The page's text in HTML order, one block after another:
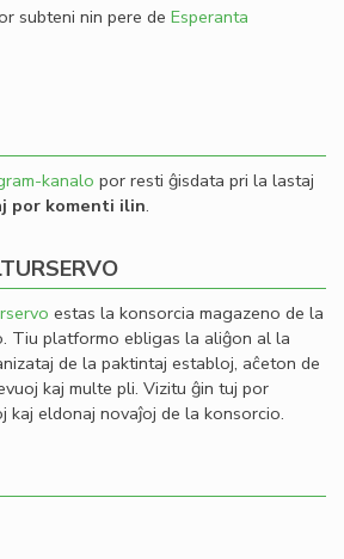
subteni nin pere de Esperanta
kanalo por resti ĝisdata pri la lastaj
por komenti ilin.
estas la konsorcia magazeno de la
Tiu platformo ebligas la aliĝon al la
de la paktintaj establoj, aĉeton de
kaj multe pli. Vizitu ĝin tuj por
kaj eldonaj novaĵoj de la konsorcio.